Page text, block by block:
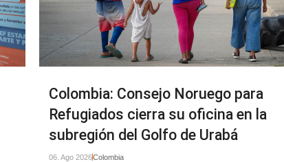
Colombia: Consejo Noruego para
Refugiados cierra su oficina en la
subregión del Golfo de Urabá
06. Ago 2026Colombia